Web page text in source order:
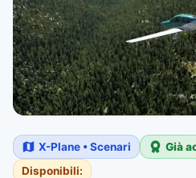
X-Plane • Scenari
Già
Disponibili: